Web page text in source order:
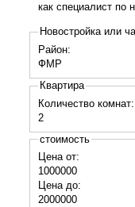
как специалист по
Новостройка или
Район:
ФМР
Квартира
Количество комнат:
2
стоимость
Цена от:
1000000
Цена до:
2000000